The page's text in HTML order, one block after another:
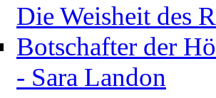
Die Weisheit des
Botschafter der
- Sara Landon